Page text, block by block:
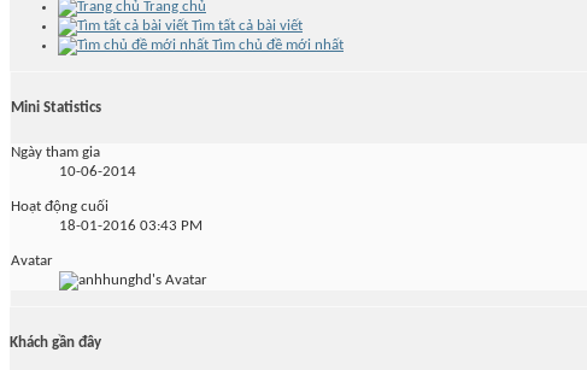
Trang chủ
Tìm tất cả bài viết
Tìm chủ đề mới nhất
Mini Statistics
Ngày tham gia
10-06-2014
Hoạt động cuối
18-01-2016 03:43 PM
Avatar
Khách gần đây